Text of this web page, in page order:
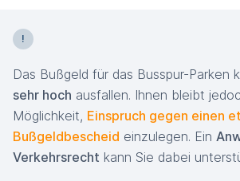
Das Bußgeld für das Busspur-Parken
sehr hoch ausfallen. Ihnen bleibt
Möglichkeit, Einspruch gegen einen
Bußgeldbescheid einzulegen. Ein
Verkehrsrecht kann Sie dabei